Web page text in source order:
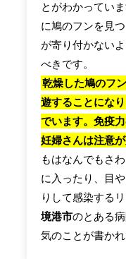
とがわかってい
に鳩のフンを見
が寄り付かない
べきです。
乾燥した鳩のフ
遊することにな
でいます。免疫
妊婦さんは注意が
もはなんでもさ
に入ったり、目
りして感染する
境港市のとある
気のことが書かれ